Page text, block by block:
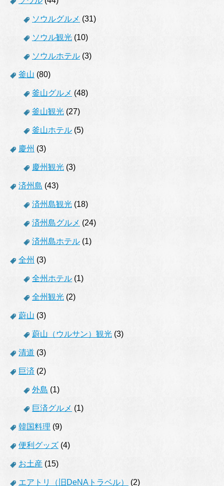
ソウルグルメ (31)
ソウル観光 (10)
ソウルホテル (3)
釜山 (80)
釜山グルメ (48)
釜山観光 (27)
釜山ホテル (5)
慶州 (3)
慶州観光 (3)
済州島 (43)
済州島観光 (18)
済州島グルメ (24)
済州島ホテル (1)
全州 (3)
全州ホテル (1)
全州観光 (2)
蔚山 (3)
蔚山（ウルサン）観光 (3)
清道 (3)
巨済 (2)
外島 (1)
巨済グルメ (1)
韓国料理 (9)
便利グッズ (4)
お土産 (15)
エアトリ（旧DeNAトラベル） (2)